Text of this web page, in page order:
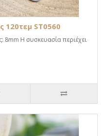
ST0560
8mm Η συσκευασία περιέχει